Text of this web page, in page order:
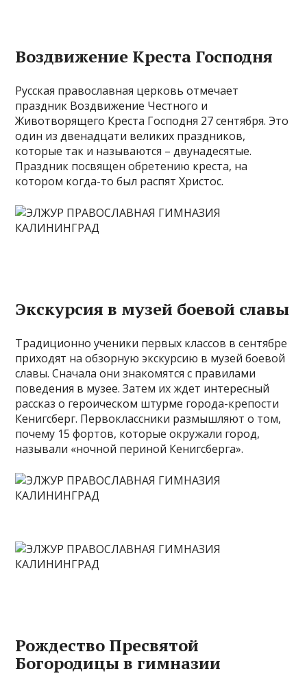
Воздвижение Креста Господня
Русская православная церковь отмечает
праздник Воздвижение Честного и
Животворящего Креста Господня 27 сентября. Это
один из двенадцати великих праздников,
которые так и называются – двунадесятые.
Праздник посвящен обретению креста, на
котором когда-то был распят Христос.
Экскурсия в музей боевой славы
Традиционно ученики первых классов в сентябре
приходят на обзорную экскурсию в музей боевой
славы. Сначала они знакомятся с правилами
поведения в музее. Затем их ждет интересный
рассказ о героическом штурме города-крепости
Кенигсберг. Первоклассники размышляют о том,
почему 15 фортов, которые окружали город,
называли «ночной периной Кенигсберга».
Рождество Пресвятой
Богородицы в гимназии